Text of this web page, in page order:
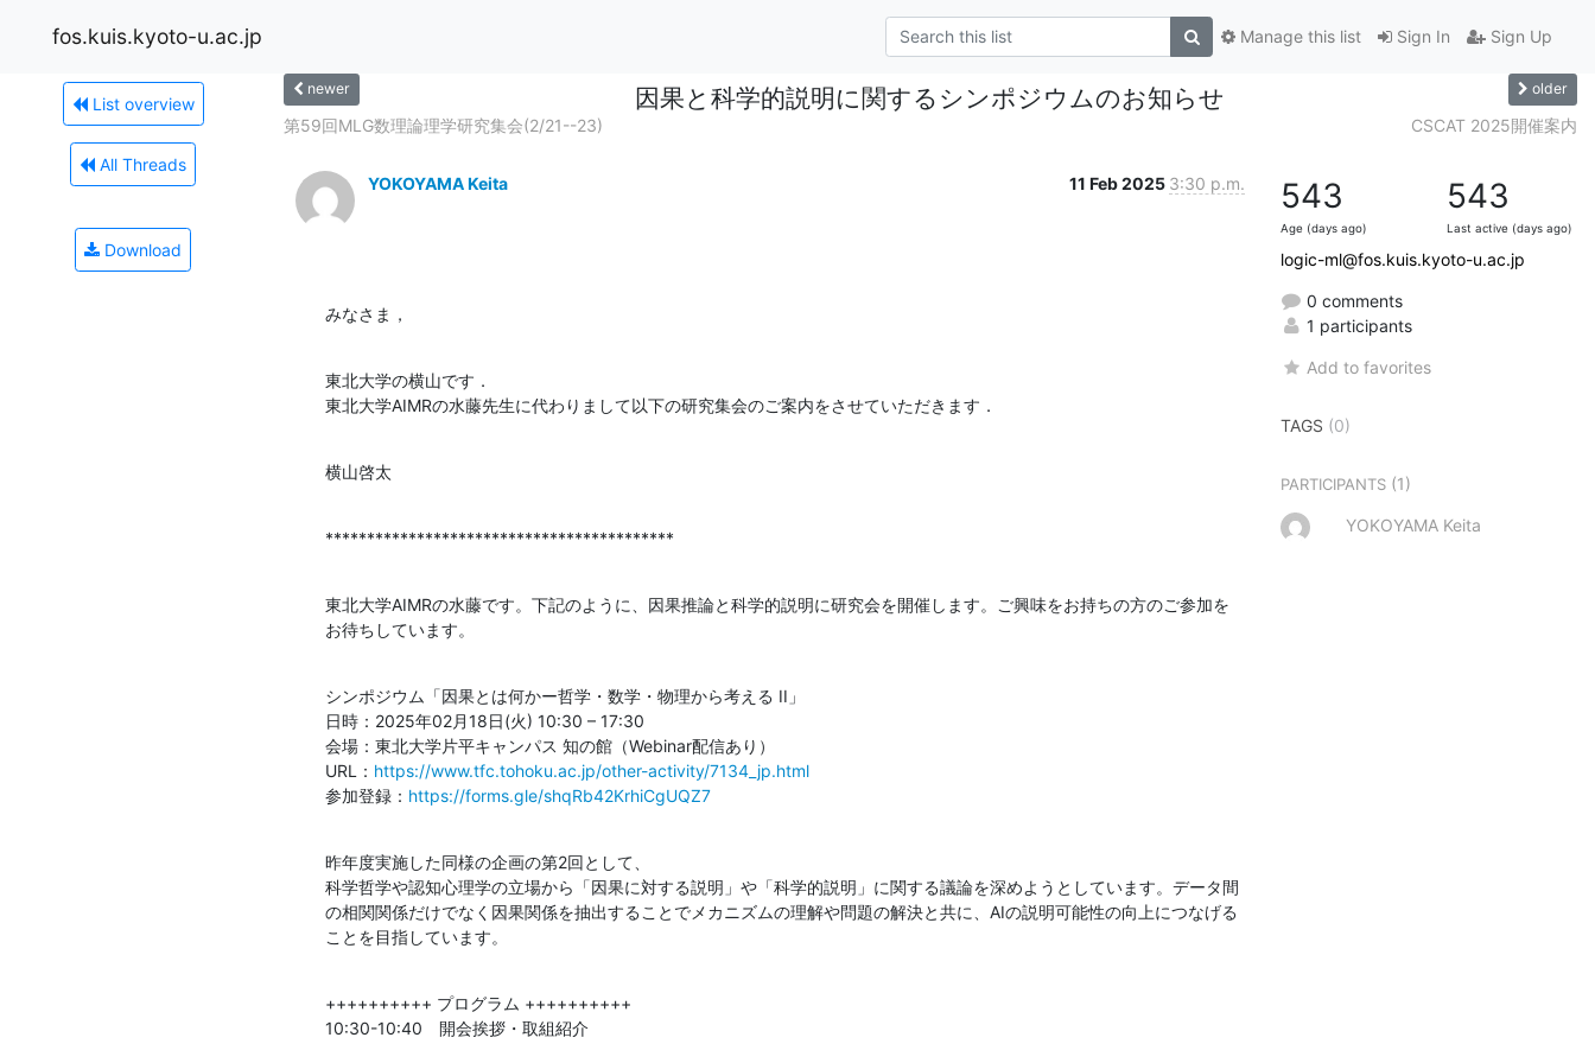
fos.kuis.kyoto-u.ac.jp Sign In Sign Up
Manage this list
List overview
All Threads
Download
newer 因果と科学的説明に関するシンポジウムのお知らせ older
第59回MLG数理論理学研究集会(2/21--23) CSCAT 2025開催案内
YOKOYAMA Keita 11 Feb 2025 3:30 p.m.
みなさま，
東北大学の横山です．
東北大学AIMRの水藤先生に代わりまして以下の研究集会のご案内をさせていただきます．
横山啓太
******************************************
東北大学AIMRの水藤です。下記のように、因果推論と科学的説明に研究会を開催します。ご興味をお持ちの方のご参加を
お待ちしています。
シンポジウム「因果とは何かー哲学・数学・物理から考える II」
日時：2025年02月18日(火) 10:30 – 17:30
会場：東北大学片平キャンパス 知の館（Webinar配信あり）
URL： https://www.tfc.tohoku.ac.jp/other-activity/7134_jp.html
参加登録： https://forms.gle/shqRb42KrhiCgUQZ7
昨年度実施した同様の企画の第2回として、
科学哲学や認知心理学の立場から「因果に対する説明」や「科学的説明」に関する議論を深めようとしています。データ間
の相関関係だけでなく因果関係を抽出することでメカニズムの理解や問題の解決と共に、AIの説明可能性の向上につなげる
ことを目指しています。
++++++++++ プログラム ++++++++++
10:30-10:40　開会挨拶・取組紹介
543
Age (days ago)
543
Last active (days ago)
logic-ml@fos.kuis.kyoto-u.ac.jp
0 comments
1 participants
Add to favorites
TAGS (0)
PARTICIPANTS (1)
YOKOYAMA Keita